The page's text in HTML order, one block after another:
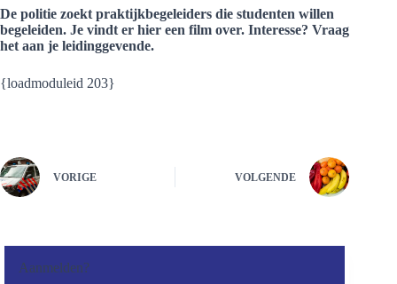
De politie zoekt praktijkbegeleiders die studenten willen
begeleiden. Je vindt er hier een film over. Interesse? Vraag
het aan je leidinggevende.
{loadmoduleid 203}
VORIGE VOLGENDE
Aanmelden?